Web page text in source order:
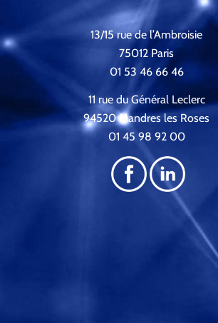
13/15 rue de l’Ambroisie
75012 Paris
01 53 46 66 46
11 rue du Général Leclerc
94520 Mandres les Roses
01 45 98 92 00